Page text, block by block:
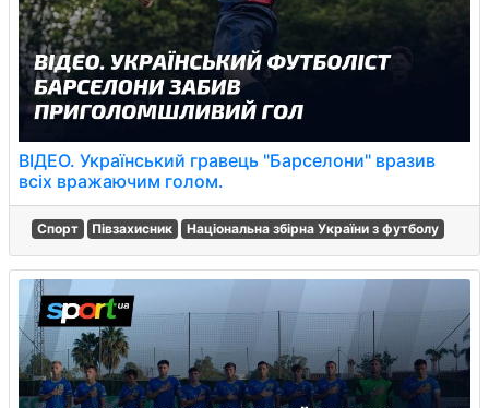
ВІДЕО. Український гравець "Барселони" вразив
всіх вражаючим голом.
Спорт Півзахисник Національна збірна України з футболу